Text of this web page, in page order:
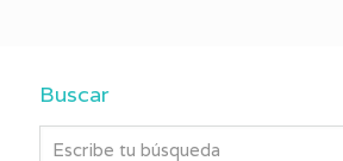
Buscar